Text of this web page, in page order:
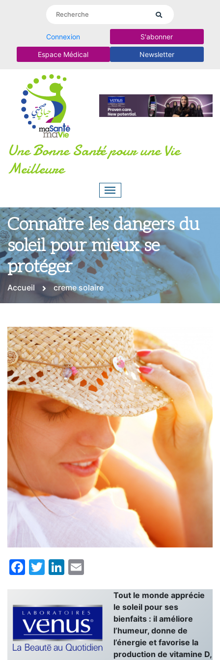
Connexion S'abonner
Espace Médical Newsletter
Une Bonne Santé pour une Vie
Meilleure
Connaître les dangers du
soleil pour mieux se
protéger
Accueil creme solaire
Facebook
TwitterLinkedIn
Tout le monde apprécie
le soleil pour ses
bienfaits : il améliore
l’humeur, donne de
l’énergie et favorise la
production de vitamine D,